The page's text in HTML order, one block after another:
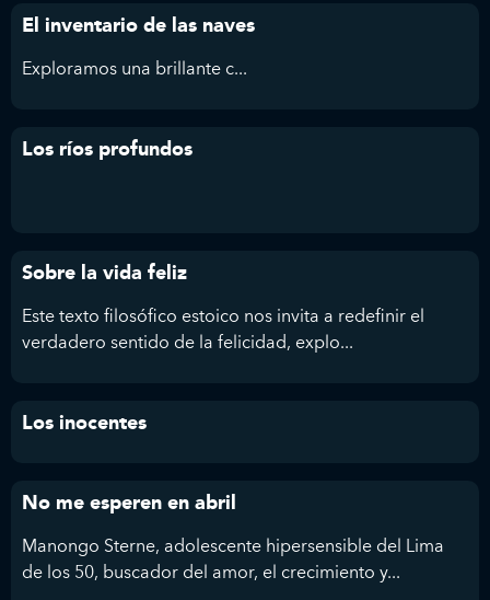
El inventario de las naves
Exploramosuna brillante c...
Los ríos profundos
Sobre la vida feliz
Este texto filosófico estoico nos invita a redefinir el
verdadero sentido de la felicidad, explo...
Los inocentes
No me esperen en abril
Manongo Sterne, adolescente hipersensible del Lima
de los 50, buscador del amor, el crecimiento y...